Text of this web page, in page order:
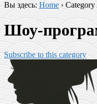
Вы здесь: Home› Category
Шоу-
Subscribe to this category